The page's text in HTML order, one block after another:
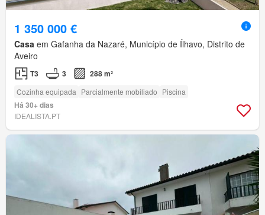
1 350 000 €
Casa em Gafanha da Nazaré, Município de Ílhavo, Distrito de
Aveiro
T3 3 288 m²
Cozinha equipada Parcialmente mobiliado Piscina
Há 30+ dias
IDEALISTA.PT